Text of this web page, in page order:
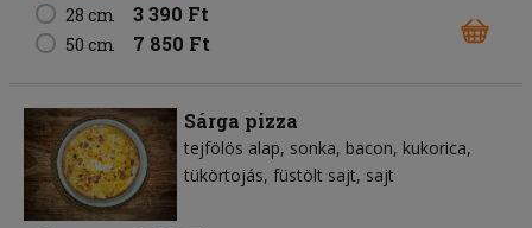
28 cm
3 390 Ft
50 cm 7 850 Ft
Sárga pizza
tejfölös alap sonka bacon kukorica
tükörtojás füstölt sajt sajt